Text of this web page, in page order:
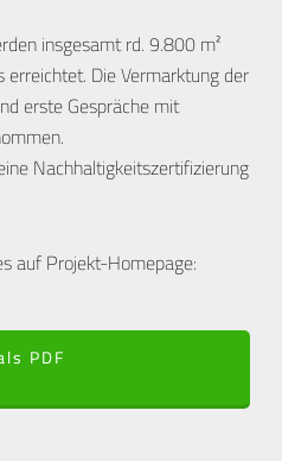
insgesamt rd. 9.800 m²
Die Vermarktung der
erste Gespräche mit
Nachhaltigkeitszertifizierung
auf Projekt-Homepage:
PDF